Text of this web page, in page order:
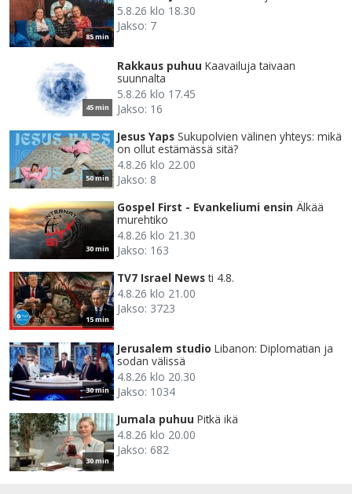
85 min
5.8.26 klo 18.30
Jakso: 7
45 min
Rakkaus puhuu Kaavailuja taivaan
suunnalta
5.8.26 klo 17.45
Jakso: 16
50 min
Jesus Yaps Sukupolvien välinen yhteys: mikä
on ollut estämässä sitä?
4.8.26 klo 22.00
Jakso: 8
30 min
Gospel First - Evankeliumi ensin Älkää
murehtiko
4.8.26 klo 21.30
Jakso: 163
15 min
TV7 Israel News ti 4.8.
4.8.26 klo 21.00
Jakso: 3723
30 min
Jerusalem studio Libanon: Diplomatian ja
sodan välissä
4.8.26 klo 20.30
Jakso: 1034
30 min
Jumala puhuu Pitkä ikä
4.8.26 klo 20.00
Jakso: 682